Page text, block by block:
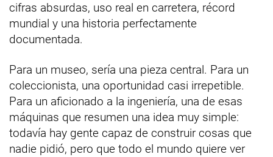
cifras absurdas, uso real en carretera, récord
mundial y una historia perfectamente
documentada.
Para un museo, sería una pieza central. Para un
coleccionista, una oportunidad casi irrepetible.
Para un aficionado a la ingeniería, una de esas
máquinas que resumen una idea muy simple:
todavía hay gente capaz de construir cosas que
nadie pidió, pero que todo el mundo quiere ver